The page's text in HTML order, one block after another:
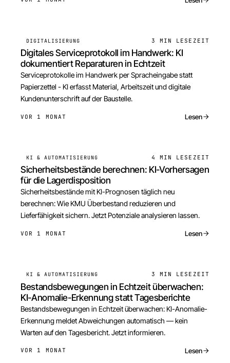
DIGITALISIERUNG 3 MIN LESEZEIT
Digitales Serviceprotokoll im Handwerk: KI
dokumentiert Reparaturen in Echtzeit
Serviceprotokolle im Handwerk per Spracheingabe statt
Papierzettel - KI erfasst Material, Arbeitszeit und digitale
Kundenunterschrift auf der Baustelle.
VOR 1 MONAT Lesen
KI & AUTOMATISIERUNG 4 MIN LESEZEIT
Sicherheitsbestände berechnen: KI-Vorhersagen
für die Lagerdisposition
Sicherheitsbestände mit KI-Prognosen täglich neu
berechnen: Wie KMU Überbestand reduzieren und
Lieferfähigkeit sichern. Jetzt Potenziale analysieren lassen.
VOR 1 MONAT Lesen
KI & AUTOMATISIERUNG 3 MIN LESEZEIT
Bestandsbewegungen in Echtzeit überwachen:
KI-Anomalie-Erkennung statt Tagesberichte
Bestandsbewegungen in Echtzeit überwachen: KI-Anomalie-
Erkennung meldet Abweichungen automatisch — kein
Warten auf den Tagesbericht. Jetzt informieren.
VOR 1 MONAT Lesen